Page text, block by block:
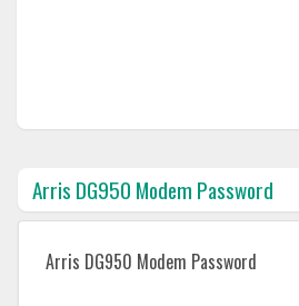
Arris DG950 Modem Password
Arris DG950 Modem Password